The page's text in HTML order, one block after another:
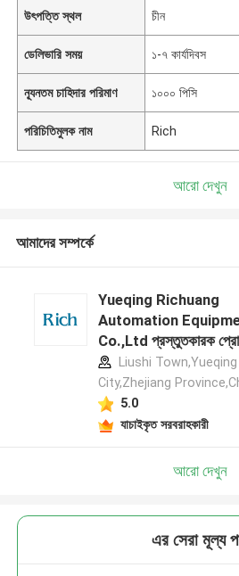
উৎপত্তি স্থল চীন
ডেলিভারি সময় ১-৭ কার্যদিবস
ন্যূনতম চাহিদার পরিমাণ ১০০০ পিসি
পরিচিতিমুলক নাম Rich
আরো দেখুন
আমাদের সম্পর্কে
Yueqing Richuang
Automation
Co.,Ltd প্রস্তুতকারক
Liushi Town,Yueqing
City,Zhejiang
5.0
যাচাইকৃত সরবরাহকারী
আরো দেখুন
এর সেরা মূল্য